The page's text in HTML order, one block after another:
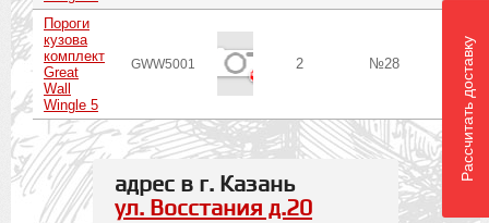
Пороги
кузова
комплект
Great
Wall
Wingle 5
GWW5001 2 №28
адрес в г. Казань
ул. Восстания д.20
Рассчитать доставку